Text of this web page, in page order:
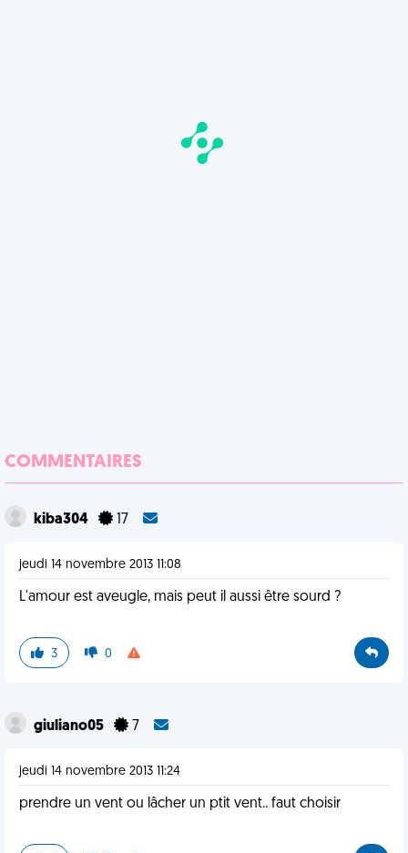
COMMENTAIRES
kiba304 17
jeudi 14 novembre 2013 11:08
L'amour est aveugle, mais peut il aussi être sourd ?
3 0
giuliano05 7
jeudi 14 novembre 2013 11:24
prendre un vent ou lâcher un ptit vent.. faut choisir